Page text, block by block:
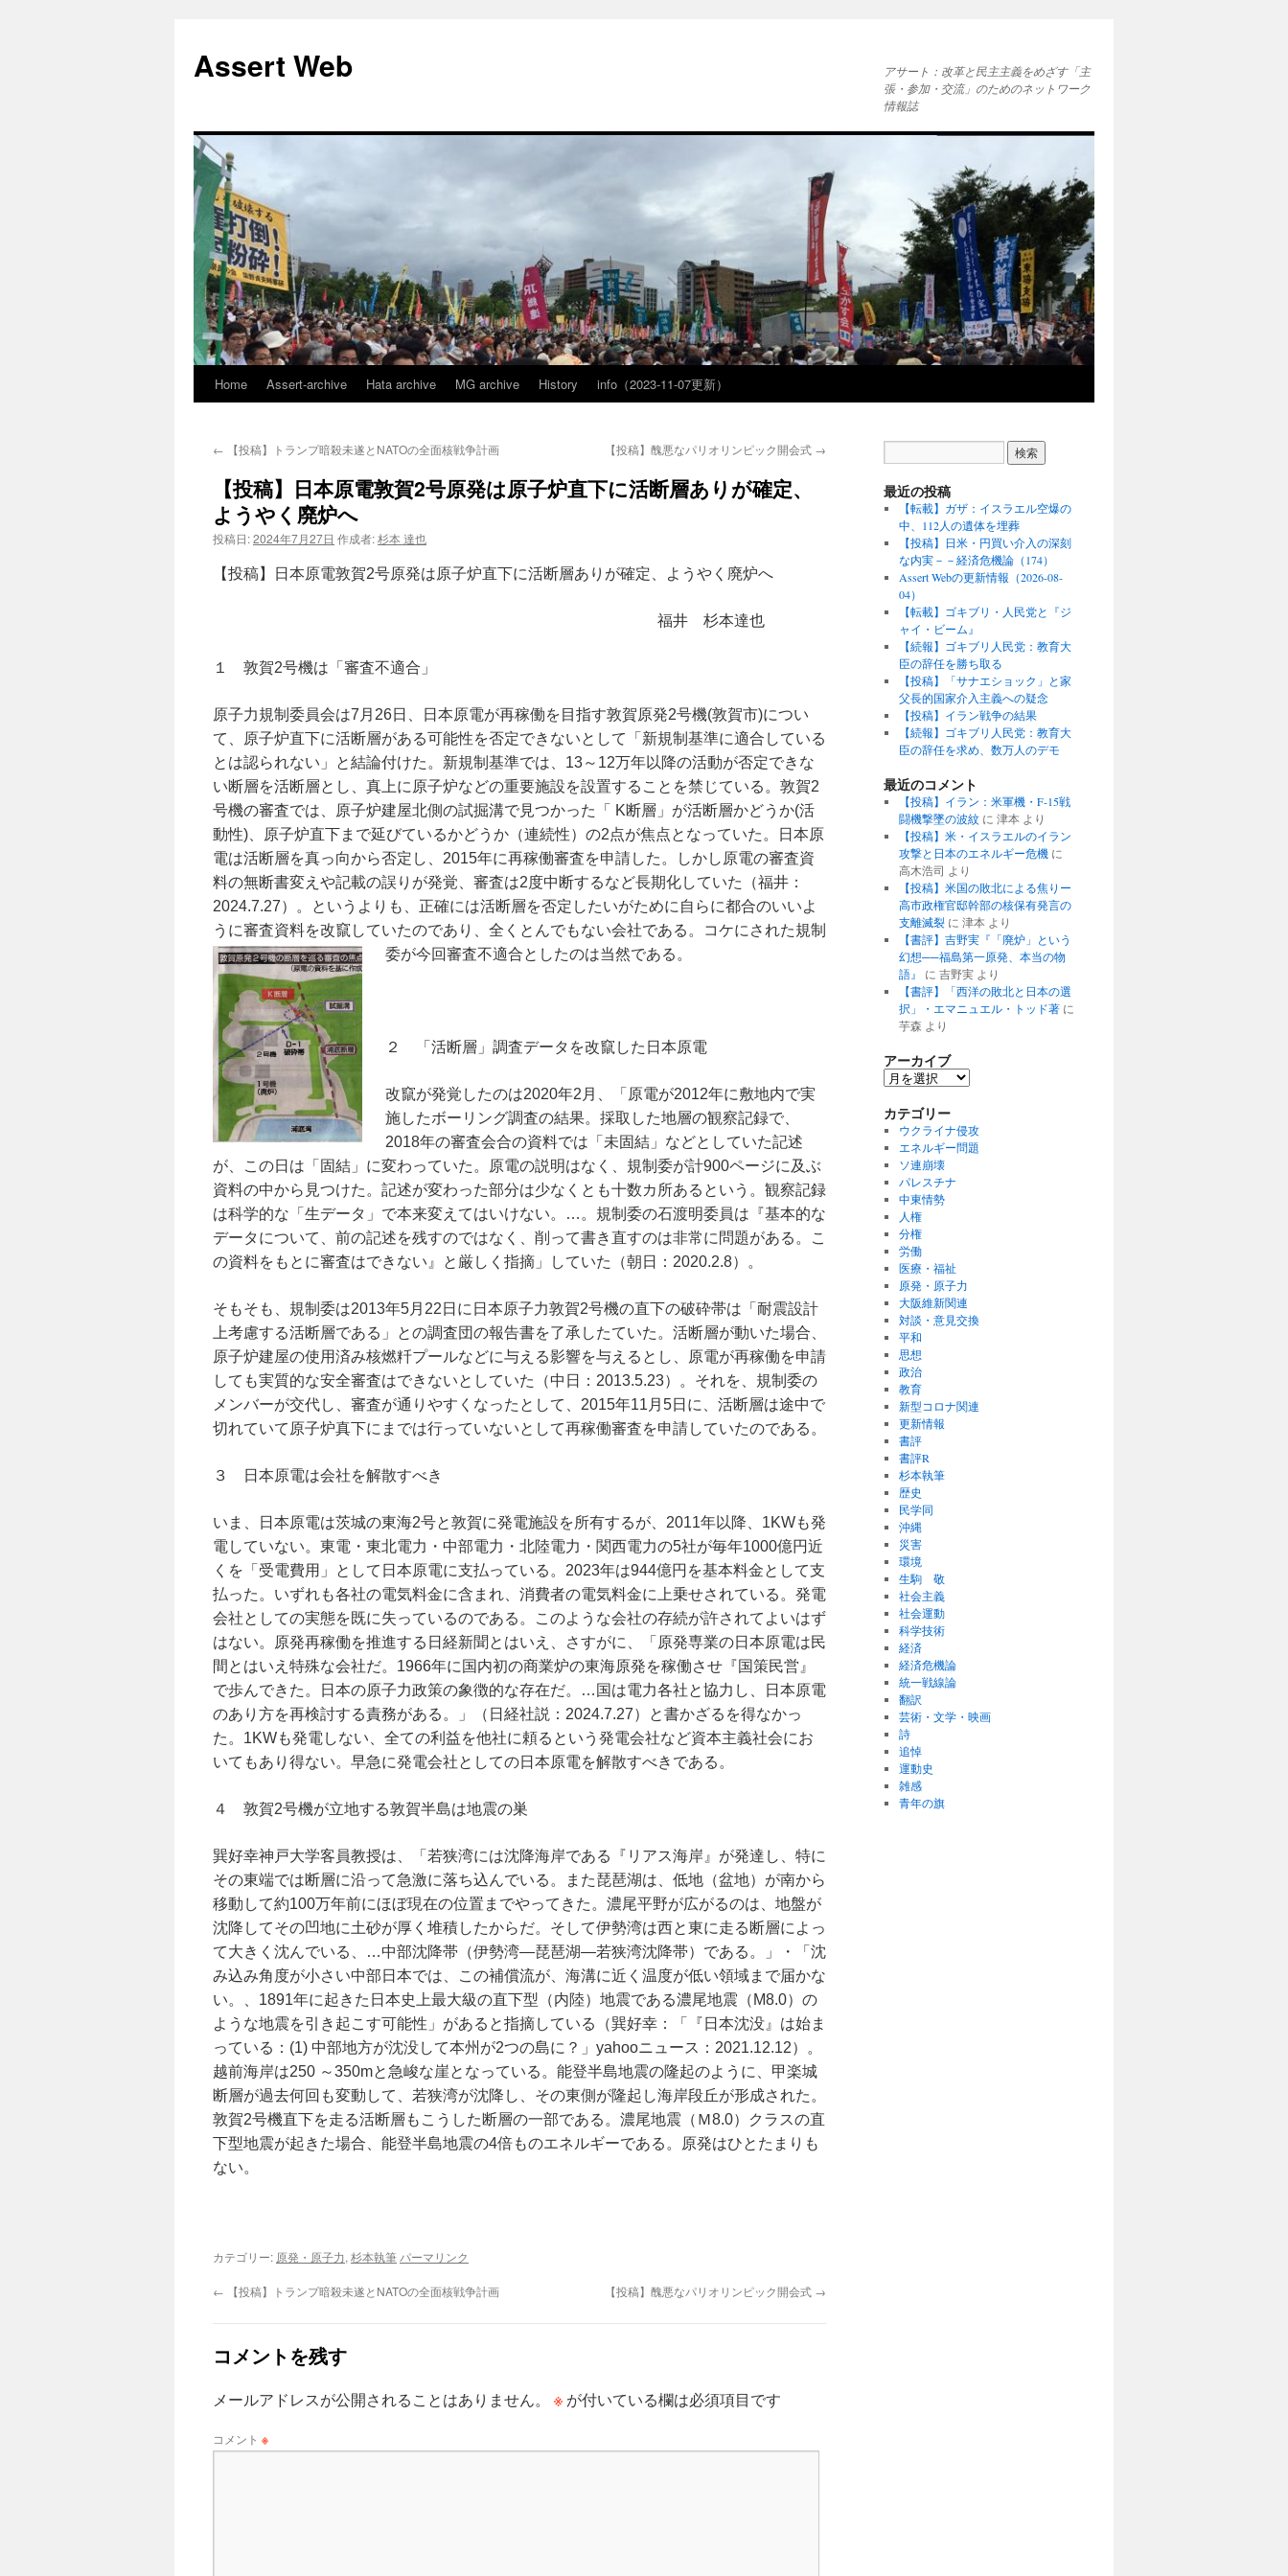
テ
ン
ス
キ
ッ
プ
Assert Web
アサート：改革と民主主義をめざす「主
張・参加・交流」のためのネットワーク
情報誌
Home Assert-archive Hata archive MG archive History info（2023-11-07更新）
← 【投稿】トランプ暗殺未遂とNATOの全面核戦争計画 【投稿】醜悪なパリオリンピック開会式 →
【投稿】日本原電敦賀2号原発は原子炉直下に活断層ありが確定、
ようやく廃炉へ
投稿日:2024年7月27日 作成者:杉本 達也
【投稿】日本原電敦賀2号原発は原子炉直下に活断層ありが確定、ようやく廃炉へ
福井 杉本達也
１ 敦賀2号機は「審査不適合」
原子力規制委員会は7月26日、日本原電が再稼働を目指す敦賀原発2号機(敦賀市)につい
て、原子炉直下に活断層がある可能性を否定できないとして「新規制基準に適合している
とは認られない」と結論付けた。新規制基準では、13～12万年以降の活動が否定できな
い断層を活断層とし、真上に原子炉などの重要施設を設置することを禁じている。敦賀2
号機の審査では、原子炉建屋北側の試掘溝で見つかった「 K断層」が活断層かどうか(活
動性)、原子炉直下まで延びているかどうか（連続性）の2点が焦点となっていた。日本原
電は活断層を真っ向から否定し、2015年に再稼働審査を申請した。しかし原電の審査資
料の無断書変えや記載の誤りが発覚、審査は2度中断するなど長期化していた（福井：
2024.7.27）。というよりも、正確には活断層を否定したいがために自らに都合のいいよ
うに審査資料を改竄していたのであり、全くとんでもない会社である。コケにされた規制
委が今回審査不適合としたのは当然である。
２ 「活断層」調査データを改竄した日本原電
改竄が発覚したのは2020年2月、「原電が2012年に敷地内で実
施したボーリング調査の結果。採取した地層の観察記録で、
2018年の審査会合の資料では「未固結」などとしていた記述
が、この日は「固結」に変わっていた。原電の説明はなく、規制委が計900ページに及ぶ
資料の中から見つけた。記述が変わった部分は少なくとも十数カ所あるという。観察記録
は科学的な「生データ」で本来変えてはいけない。…。規制委の石渡明委員は『基本的な
データについて、前の記述を残すのではなく、削って書き直すのは非常に問題がある。こ
の資料をもとに審査はできない』と厳しく指摘」していた（朝日：2020.2.8）。
そもそも、規制委は2013年5月22日に日本原子力敦賀2号機の直下の破砕帯は「耐震設計
上考慮する活断層である」との調査団の報告書を了承したていた。活断層が動いた場合、
原子炉建屋の使用済み核燃粁プールなどに与える影響を与えるとし、原電が再稼働を申請
しても実質的な安全審査はできないとしていた（中日：2013.5.23）。それを、規制委の
メンバーが交代し、審査が通りやすくなったとして、2015年11月5日に、活断層は途中で
切れていて原子炉真下にまでは行っていないとして再稼働審査を申請していたのである。
３ 日本原電は会社を解散すべき
いま、日本原電は茨城の東海2号と敦賀に発電施設を所有するが、2011年以降、1KWも発
電していない。東電・東北電力・中部電力・北陸電力・関西電力の5社が毎年1000億円近
くを「受電費用」として日本原電に支払っている。2023年は944億円を基本料金として支
払った。いずれも各社の電気料金に含まれ、消費者の電気料金に上乗せされている。発電
会社としての実態を既に失っているのである。このような会社の存続が許されてよいはず
はない。原発再稼働を推進する日経新聞とはいえ、さすがに、「原発専業の日本原電は民
間とはいえ特殊な会社だ。1966年に国内初の商業炉の東海原発を稼働させ『国策民営』
で歩んできた。日本の原子力政策の象徴的な存在だ。…国は電力各社と協力し、日本原電
のあり方を再検討する責務がある。」（日経社説：2024.7.27）と書かざるを得なかっ
た。1KWも発電しない、全ての利益を他社に頼るという発電会社など資本主義社会にお
いてもあり得ない。早急に発電会社としての日本原電を解散すべきである。
４ 敦賀2号機が立地する敦賀半島は地震の巣
巽好幸神戸大学客員教授は、「若狭湾には沈降海岸である『リアス海岸』が発達し、特に
その東端では断層に沿って急激に落ち込んでいる。また琵琶湖は、低地（盆地）が南から
移動して約100万年前にほぼ現在の位置までやってきた。濃尾平野が広がるのは、地盤が
沈降してその凹地に土砂が厚く堆積したからだ。そして伊勢湾は西と東に走る断層によっ
て大きく沈んでいる、…中部沈降帯（伊勢湾―琵琶湖―若狭湾沈降帯）である。」・「沈
み込み角度が小さい中部日本では、この補償流が、海溝に近く温度が低い領域まで届かな
い。、1891年に起きた日本史上最大級の直下型（内陸）地震である濃尾地震（M8.0）の
ような地震を引き起こす可能性」があると指摘している（巽好幸：「『日本沈没』は始ま
っている：(1) 中部地方が沈没して本州が2つの島に？」yahooニュース：2021.12.12）。
越前海岸は250 ～350mと急峻な崖となっている。能登半島地震の隆起のように、甲楽城
断層が過去何回も変動して、若狭湾が沈降し、その東側が隆起し海岸段丘が形成された。
敦賀2号機直下を走る活断層もこうした断層の一部である。濃尾地震（Ｍ8.0）クラスの直
下型地震が起きた場合、能登半島地震の4倍ものエネルギーである。原発はひとたまりも
ない。
カテゴリー: 原発・原子力, 杉本執筆 パーマリンク
← 【投稿】トランプ暗殺未遂とNATOの全面核戦争計画 【投稿】醜悪なパリオリンピック開会式 →
コメントを残す
メールアドレスが公開されることはありません。 ※ が付いている欄は必須項目です
コメント ※
最近の投稿
【転載】ガザ：イスラエル空爆の
中、112人の遺体を埋葬
【投稿】日米・円買い介入の深刻
な内実－－経済危機論（174）
Assert Webの更新情報（2026-08-
04）
【転載】ゴキブリ・人民党と『ジ
ャイ・ビーム』
【続報】ゴキブリ人民党：教育大
臣の辞任を勝ち取る
【投稿】「サナエショック」と家
父長的国家介入主義への疑念
【投稿】イラン戦争の結果
【続報】ゴキブリ人民党：教育大
臣の辞任を求め、数万人のデモ
最近のコメント
【投稿】イラン：米軍機・F-15戦
闘機撃墜の波紋に 津本より
【投稿】米・イスラエルのイラン
攻撃と日本のエネルギー危機に
高木浩司 より
【投稿】米国の敗北による焦りー
高市政権官邸幹部の核保有発言の
支離滅裂に 津本より
【書評】吉野実『「廃炉」という
幻想──福島第一原発、本当の物
語』
に 吉野実より
【書評】「西洋の敗北と日本の選
択」・エマニュエル・トッド著に
芋森 より
アーカイブ
ア
カ
イ
ブ
カテゴリー
ウクライナ侵攻
エネルギー問題
ソ連崩壊
パレスチナ
中東情勢
人権
分権
労働
医療・福祉
原発・原子力
大阪維新関連
対談・意見交換
平和
思想
政治
教育
新型コロナ関連
更新情報
書評
書評R
杉本執筆
歴史
民学同
沖縄
災害
環境
生駒 敬
社会主義
社会運動
科学技術
経済
経済危機論
統一戦線論
翻訳
芸術・文学・映画
詩
追悼
運動史
雑感
青年の旗